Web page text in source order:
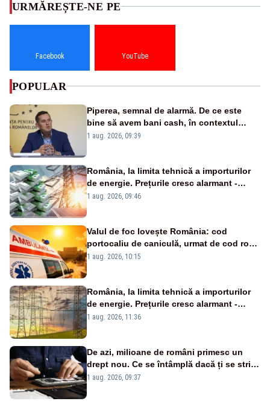
URMĂREȘTE-NE PE
Facebook YouTube
POPULAR
Piperea, semnal de alarmă. De ce este
bine să avem bani cash, în contextul
alertei energetice?
1 aug. 2026, 09:39
România, la limita tehnică a importurilor
de energie. Prețurile cresc alarmant -
Analiză Realitatea Plus
1 aug. 2026, 09:46
Valul de foc lovește România: cod
portocaliu de caniculă, urmat de cod roșu
duminică. Temperaturile urcă spre 40°C
1 aug. 2026, 10:15
România, la limita tehnică a importurilor
de energie. Prețurile cresc alarmant -
Analiză Realitatea Plus
1 aug. 2026, 11:36
De azi, milioane de români primesc un
drept nou. Ce se întâmplă dacă ți se strică
un produs
1 aug. 2026, 09:37